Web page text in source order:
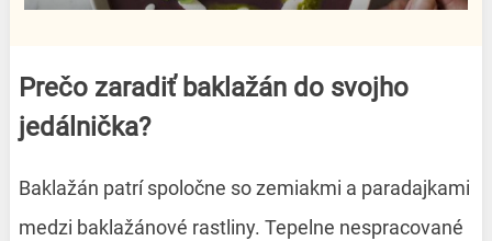
Prečo zaradiť baklažán do svojho
jedálnička?
Baklažán patrí spoločne so zemiakmi a paradajkami
medzi baklažánové rastliny. Tepelne nespracované